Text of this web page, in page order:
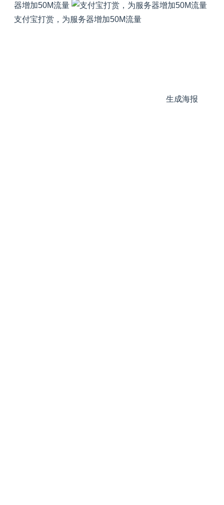
器增加50M流量
支付宝打赏，为服务器增加50M流量
生成海报